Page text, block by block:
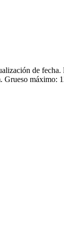
de fecha.
máximo: